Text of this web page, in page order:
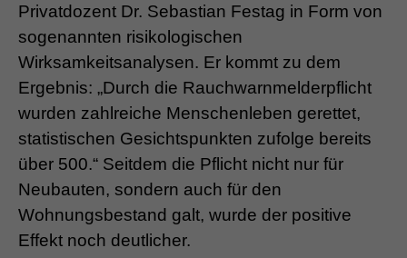
Privatdozent Dr. Sebastian Festag in Form von
sogenannten risikologischen
Wirksamkeitsanalysen. Er kommt zu dem
Ergebnis: „Durch die Rauchwarnmelderpflicht
wurden zahlreiche Menschenleben gerettet,
statistischen Gesichtspunkten zufolge bereits
über 500.“ Seitdem die Pflicht nicht nur für
Neubauten, sondern auch für den
Wohnungsbestand galt, wurde der positive
Effekt noch deutlicher.